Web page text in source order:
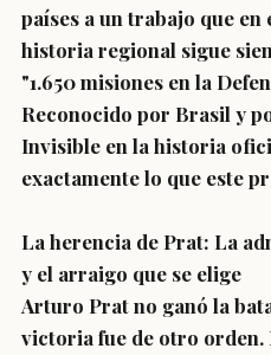
países a un trabajo que
historia regional sigue
"1.650 misiones en la
Reconocido por Brasil y
Invisible en la historia
exactamente lo que este
La herencia de Prat: La
y el arraigo que se elige
Arturo Prat no ganó la
victoria fue de otro orden.